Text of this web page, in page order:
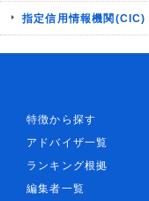
指定信用情報機関(CIC)
特徴から探す
アドバイザ一覧
ランキング根拠
編集者一覧